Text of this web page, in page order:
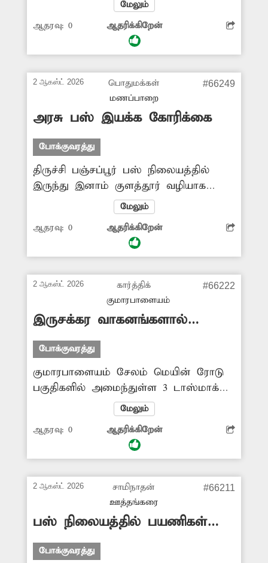
ஆக்கிரமிப்பு செய்யப்பட்டுள்ளது.
இதனால் சாலையின் அளவு
சுருங்கிப்போயுள்ளதால் அங்கு கடும்
அடிக்கடி விபத்துகளும் நிகழ்கின்றன.
எனவே அதிகாரிகள் சாலையின்
இருபுறமும் உள்ள ஆக்கிரமிப்புகளை
அகற்ற வேண்டியது அவசியம்.
மேலும்
ஆதரவு: 0 ஆதரிக்கிறேன்
2 ஆகஸ்ட் 2026
பொதுமக்கள்
மணப்பாறை
#66249
அரசு பஸ் இயக்க கோரிக்கை
போக்குவரத்து
திருச்சி பஞ்சப்பூர் பஸ் நிலையத்தில்
இருந்து இனாம் குளத்தூர் வழியாக
மணப்பாறைக்கு கடந்த 30 ஆண்டுகளாக
இயங்கி வந்த தனியார் பஸ் சேவை
தற்போது வேறு வழியில்
இயக்கப்படுகிறது. இதனால் அப்பகுதி
போக்குவரத்து வசதியின்றி பெரிதும்
பாதிக்கப்பட்டு வருகின்றனர். எனவே,
பொதுமக்களின் நலன்கருதி திருச்சியில்
இருந்து மணப்பாறைக்கு இனாம்
குளத்தூர் வழியாக இருமார்க்கத்திலும்
சீரான கால இடைவெளியில் அரசு
பஸ்களை இயக்க சம்பந்தப்பட்ட
அதிகாரிகள் நடவடிக்கை எடுக்க
மேலும்
ஆதரவு: 0 ஆதரிக்கிறேன்
2 ஆகஸ்ட் 2026
கார்த்திக்
குமாரபாளையம்
#66222
இருசக்கர வாகனங்களால்
விபத்து
போக்குவரத்து
குமாரபாளையம் சேலம் மெயின் ரோடு
பகுதிகளில் அமைந்துள்ள 3 டாஸ்மாக்
மதுக்கடைகள் அருகே, மதுப்பிரியர்கள்
தங்களது இருசக்கர வாகனங்களை
சாலையிலேயே நிறுத்திவிட்டு
செல்கின்றனர். இதனால் கடுமையான
மேலும் அவ்வழியாக செல்லும்
பாதசாரிகளும், பிற வாகன ஓட்டிகளும்
கடந்து செல்ல முடியாமல் மிகுந்த
இடையூறுகளைச் சந்திக்க
வேண்டியுள்ளது. இதனால் விபத்துகள்
ஏற்படும் அபாயமும் நிலவுகிறது. எனவே
மேலும்
ஆதரவு: 0 ஆதரிக்கிறேன்
2 ஆகஸ்ட் 2026
சாமிநாதன்
ஊத்தங்கரை
#66211
பஸ் நிலையத்தில் பயணிகள்
சிரமம்
போக்குவரத்து